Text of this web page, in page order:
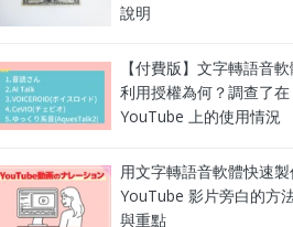
說明
【付費版】文字轉語音
利用授權為何？調查了在
YouTube 上的使用情況
用文字轉語音軟體快速
YouTube 影片旁白的方
與重點